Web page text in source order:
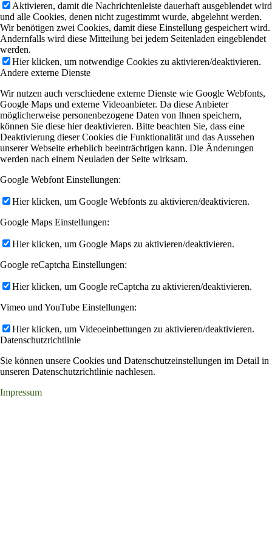
Aktivieren, damit die Nachrichtenleiste dauerhaft ausgeblendet wird
und alle Cookies, denen nicht zugestimmt wurde, abgelehnt werden.
Wir benötigen zwei Cookies, damit diese Einstellung gespeichert wird.
Andernfalls wird diese Mitteilung bei jedem Seitenladen eingeblendet
werden.
Hier klicken, um notwendige Cookies zu aktivieren/deaktivieren.
Andere externe Dienste
Wir nutzen auch verschiedene externe Dienste wie Google Webfonts,
Google Maps und externe Videoanbieter. Da diese Anbieter
möglicherweise personenbezogene Daten von Ihnen speichern,
können Sie diese hier deaktivieren. Bitte beachten Sie, dass eine
Deaktivierung dieser Cookies die Funktionalität und das Aussehen
unserer Webseite erheblich beeinträchtigen kann. Die Änderungen
werden nach einem Neuladen der Seite wirksam.
Google Webfont Einstellungen:
Hier klicken, um Google Webfonts zu aktivieren/deaktivieren.
Google Maps Einstellungen:
Hier klicken, um Google Maps zu aktivieren/deaktivieren.
Google reCaptcha Einstellungen:
Hier klicken, um Google reCaptcha zu aktivieren/deaktivieren.
Vimeo und YouTube Einstellungen:
Hier klicken, um Videoeinbettungen zu aktivieren/deaktivieren.
Datenschutzrichtlinie
Sie können unsere Cookies und Datenschutzeinstellungen im Detail in
unseren Datenschutzrichtlinie nachlesen.
Impressum